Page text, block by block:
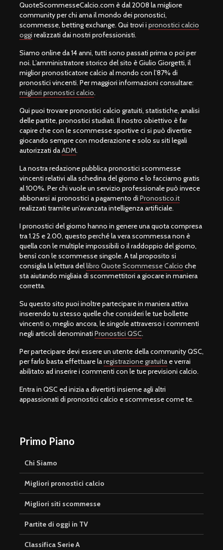
QuoteScommesseCalcio.com è dal 2008 la migliore
community per chi ama il mondo dei pronostici,
scommesse, betting exchange. Qui trovi i pronostici calcio
oggi realizzati dai nostri professionisti.
Siamo online da 14 anni, tutti sono passati prima o poi per
noi. L’amministratore storico del sito è Giulio Giorgetti, il
miglior pronosticatore calcio al mondo con l’87% di
pronostici vincenti. Per maggiori informazioni consultare:
migliori pronostici calcio.
Qui puoi trovare pronostici calcio gratuiti, statistiche, analisi
delle partite, pronostici studiati. Il nostro obiettivo è far
capire che con le scommesse sportive ci si può divertire
giocando sempre con moderazione e solo su siti legali
autorizzati daADM.
La nostra redazione pubblica pronostici scommesse
vincenti relativi alla schedina del giorno e lo facciamo gratis
al 100%. Per chi vuole un servizio professionale può invece
abbonarsi ai pronostici a pagamento di Pronostico.it
realizzati tramite un’avanzata intelligenza artificiale.
I pronostici del giorno hanno in genere una quota compresa
tra 1.25 e 2.00, questo perché la vera scommessa non è
quella con le multiple impossibili o il raddoppio del giorno,
bensì con le scommesse singole. A tal proposito si
consiglia la lettura dellibro Quote Scommesse Calcio che
sta aiutando migliaia di scommettitori a giocare in maniera
corretta.
Su questo sito puoi inoltre partecipare in maniera attiva
inserendo tu stesso quelle che consideri le tue bollette
vincenti o, meglio ancora, le singole attraverso i commenti
negli articoli denominati Pronostici QSC.
Per partecipare devi essere un utente della community QSC,
per farlo basta effettuare laregistrazione gratuita e verrai
abilitato ad inserire i commenti con le tue previsioni calcio.
Entra in QSC ed inizia a divertirti insieme agli altri
appassionati di pronostici calcio e scommesse come te.
Primo Piano
Chi Siamo
Migliori pronostici calcio
Migliori siti scommesse
Partite di oggi in TV
Classifica Serie A